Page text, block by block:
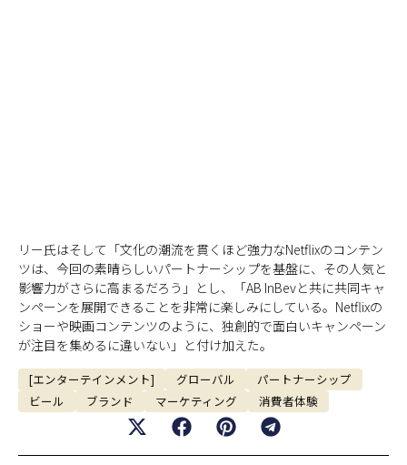
リー氏はそして「文化の潮流を貫くほど強力なNetflixのコンテン
ツは、今回の素晴らしいパートナーシップを基盤に、その人気と
影響力がさらに高まるだろう」とし、「AB InBevと共に共同キャ
ンペーンを展開できることを非常に楽しみにしている。Netflixの
ショーや映画コンテンツのように、独創的で面白いキャンペーン
が注目を集めるに違いない」と付け加えた。
[エンターテインメント] グローバル
パートナーシップ
ビール
ブランド マーケティング 消費者体験